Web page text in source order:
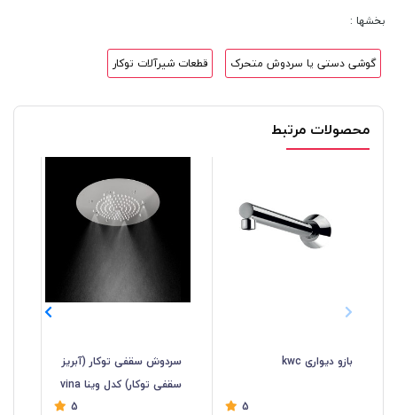
بخشها :
گوشی دستی یا سردوش متحرک قطعات شیرآلات توکار
محصولات مرتبط
بازو دیواری kwc
5
سردوش سقفی توکار (آبریز
سقفی توکار) کدل وینا vina
5